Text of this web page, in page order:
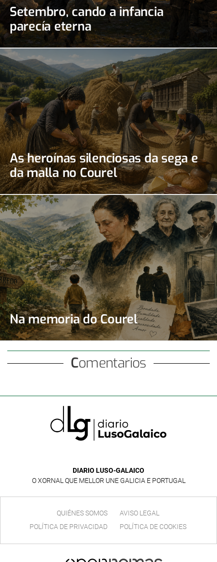
Setembro, cando a infancia
parecía eterna
As heroínas silenciosas da sega e
da malla no Courel
Na memoria do Courel
Comentarios
DIARIO LUSO-GALAICO
O XORNAL QUE MELLOR UNE GALICIA E PORTUGAL
QUIÉNES SOMOS
AVISO LEGAL
POLÍTICA DE PRIVACIDAD
POLÍTICA DE COOKIES